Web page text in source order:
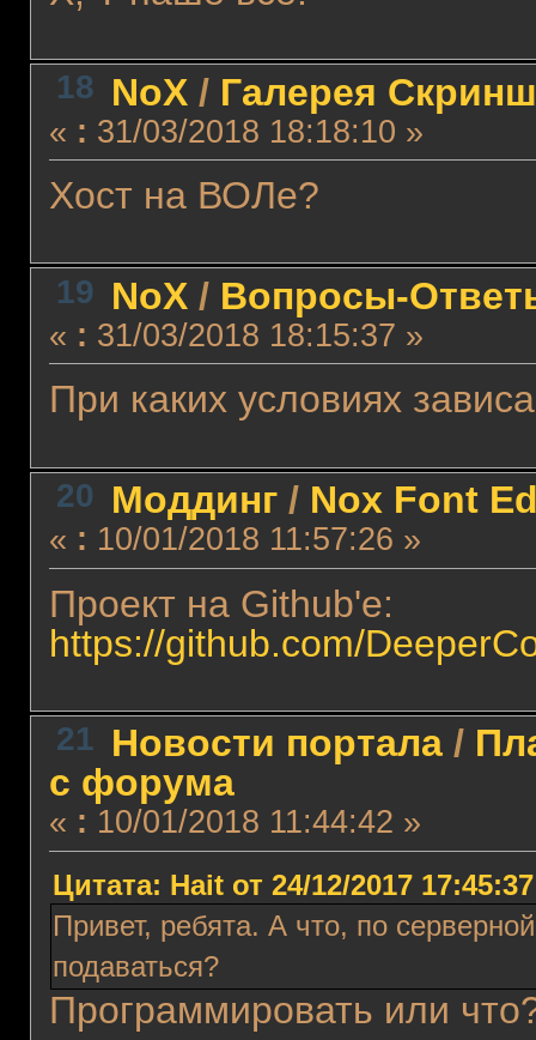
18 NoX/ Галерея
« : 31/03/2018 18:18:10 »
Хост на ВОЛе?
19 NoX/ Вопросы-
« : 31/03/2018 18:15:37 »
При каких условиях
20 Моддинг/ Nox Font
« : 10/01/2018 11:57:26 »
Проект на Github'е:
https://github.com/
21 Новости портала/
с форума
« : 10/01/2018 11:44:42 »
Цитата: Hait от 24/12/2017 17:45:37
Привет, ребята. А что, по
подаваться?
Программировать или